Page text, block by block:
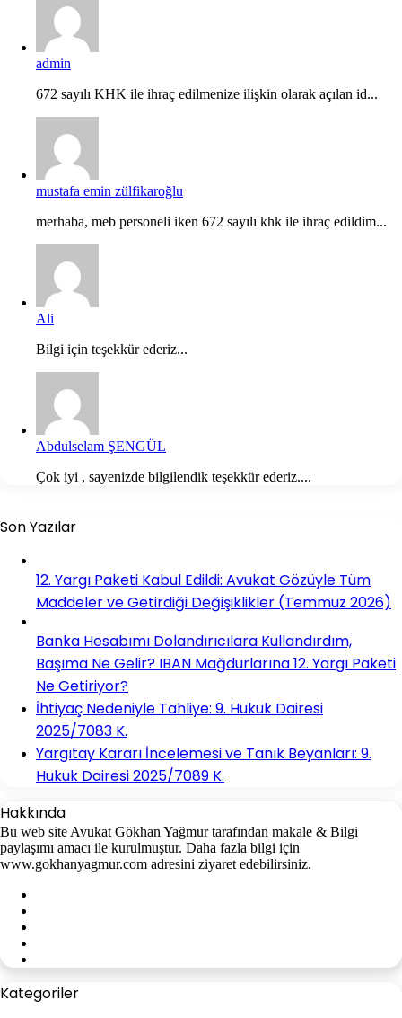
admin
672 sayılı KHK ile ihraç edilmenize ilişkin olarak açılan id...
mustafa emin zülfikaroğlu
merhaba, meb personeli iken 672 sayılı khk ile ihraç edildim...
Ali
Bilgi için teşekkür ederiz...
Abdulselam ŞENGÜL
Çok iyi , sayenizde bilgilendik teşekkür ederiz....
Son Yazılar
12. Yargı Paketi Kabul Edildi: Avukat Gözüyle Tüm
Maddeler ve Getirdiği Değişiklikler (Temmuz 2026)
Banka Hesabımı Dolandırıcılara Kullandırdım,
Başıma Ne Gelir? IBAN Mağdurlarına 12. Yargı Paketi
Ne Getiriyor?
İhtiyaç Nedeniyle Tahliye: 9. Hukuk Dairesi
2025/7083 K.
Yargıtay Kararı İncelemesi ve Tanık Beyanları: 9.
Hukuk Dairesi 2025/7089 K.
Hakkında
Bu web site Avukat Gökhan Yağmur tarafından makale & Bilgi
paylaşımı amacı ile kurulmuştur. Daha fazla bilgi için
www.gokhanyagmur.com adresini ziyaret edebilirsiniz.
Kategoriler